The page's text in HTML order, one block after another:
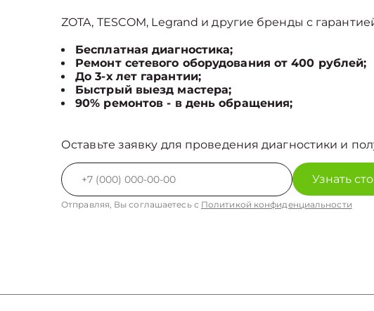
ZOTA, TESCOM, Legrand и другие бренды с
Бесплатная диагностика;
Ремонт сетевого оборудования от 400 рублей;
До 3-х лет гарантии;
Быстрый выезд мастера;
90% ремонтов - в день обращения;
Оставьте заявку для проведения диагностики и
Узнать
Отправляя, Вы соглашаетесь с Политикой конфиденциальности